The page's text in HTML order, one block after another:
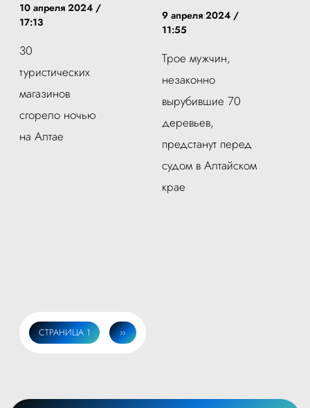
10 апреля 2024 /
17:13
30
туристических
магазинов
сгорело ночью
на Алтае
9 апреля 2024 /
11:55
Трое мужчин,
незаконно
вырубившие 70
деревьев,
предстанут перед
судом в Алтайском
крае
Нумерация
СТРАНИЦА 1
СЛЕДУЮЩАЯ
СТРАНИЦА
››